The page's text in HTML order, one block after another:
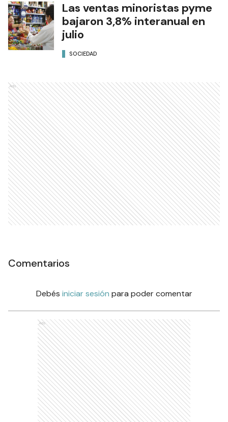
Las ventas minoristas pyme
bajaron 3,8% interanual en
julio
SOCIEDAD
Ads
Comentarios
Debés iniciar sesión para poder comentar
Ads